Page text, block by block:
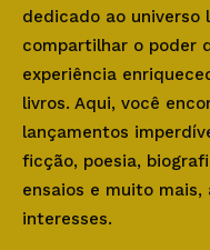
dedicado ao universo
compartilhar o poder
experiência
livros. Aqui, você
lançamentos
ficção, poesia,
ensaios e muito
interesses.